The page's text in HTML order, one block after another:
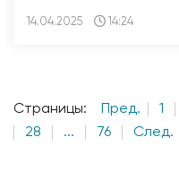
14.04.2025 14:24
Страницы: Пред. 1
28
... 76 След.